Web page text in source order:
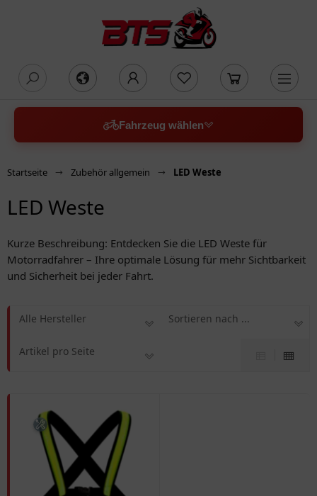
Fahrzeug wählen
Startseite Zubehör allgemein LED Weste
LED Weste
Kurze Beschreibung: Entdecken Sie die LED Weste für
Motorradfahrer – Ihre optimale Lösung für mehr Sichtbarkeit
und Sicherheit bei jeder Fahrt.
Alle Hersteller Sortieren nach ...
Artikel pro Seite